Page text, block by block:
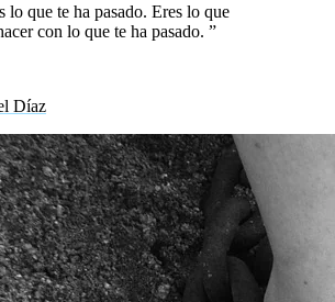
lo que te ha pasado. Eres lo que
con lo que te ha pasado. ”
Díaz